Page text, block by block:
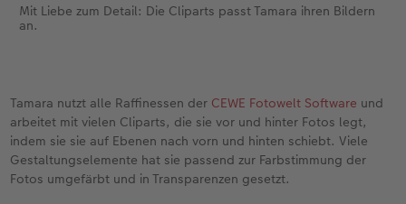
Mit Liebe zum Detail: Die Cliparts passt Tamara ihren Bildern
an.
Tamara nutzt alle Raffinessen der CEWE Fotowelt Software und
arbeitet mit vielen Cliparts, die sie vor und hinter Fotos legt,
indem sie sie auf Ebenen nach vorn und hinten schiebt. Viele
Gestaltungselemente hat sie passend zur Farbstimmung der
Fotos umgefärbt und in Transparenzen gesetzt.